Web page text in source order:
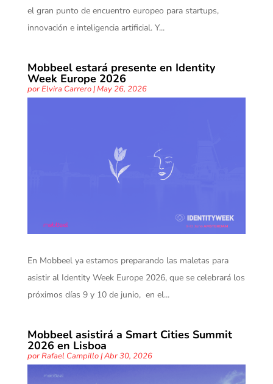
el gran punto de encuentro europeo para startups,
innovación e inteligencia artificial. Y...
Mobbeel estará presente en Identity
Week Europe 2026
porElvira Carrero|May 26, 2026
En Mobbeel ya estamos preparando las maletas para
asistir al Identity Week Europe 2026, que se celebrará los
próximos días 9 y 10 de junio, en el...
Mobbeel asistirá a Smart Cities Summit
2026 en Lisboa
porRafael Campillo|Abr 30, 2026